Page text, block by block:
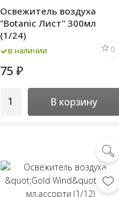
Освежитель воздуха
"Botanic Лист" 300мл
(1/24)
в наличии 0
75₽
В корзину